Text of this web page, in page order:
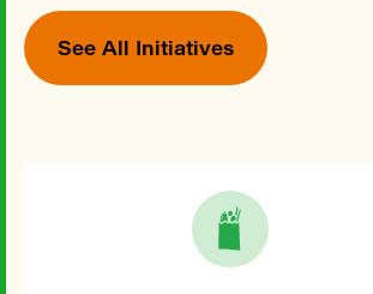
See All Initiatives